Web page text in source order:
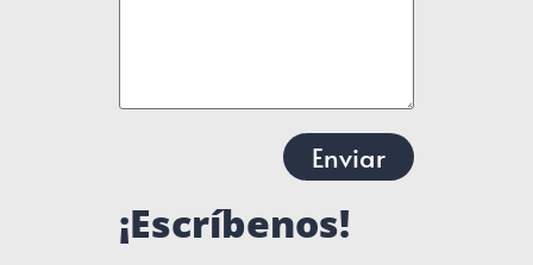
Enviar
¡Escríbenos!